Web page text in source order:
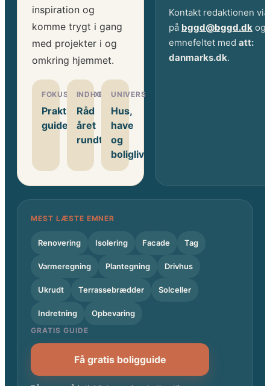
inspiration og
komme trygt i gang
med projekter i og
omkring hjemmet.
FOKUSOMRÅDE
Praktiske
guides
INDHOLD
Råd
året
rundt
UNIVERS
Hus,
have
og
boligliv
Kontakt redaktionen
på bggd@bggd.dk og
emnefeltet med att:
danmarks.dk.
MEST LÆSTE EMNER
Renovering Isolering Facade Tag
Varmeregning Plantegning Drivhus
Ukrudt Terrassebrædder Solceller
Indretning Opbevaring
GRATIS GUIDE
Få gratis boligguide